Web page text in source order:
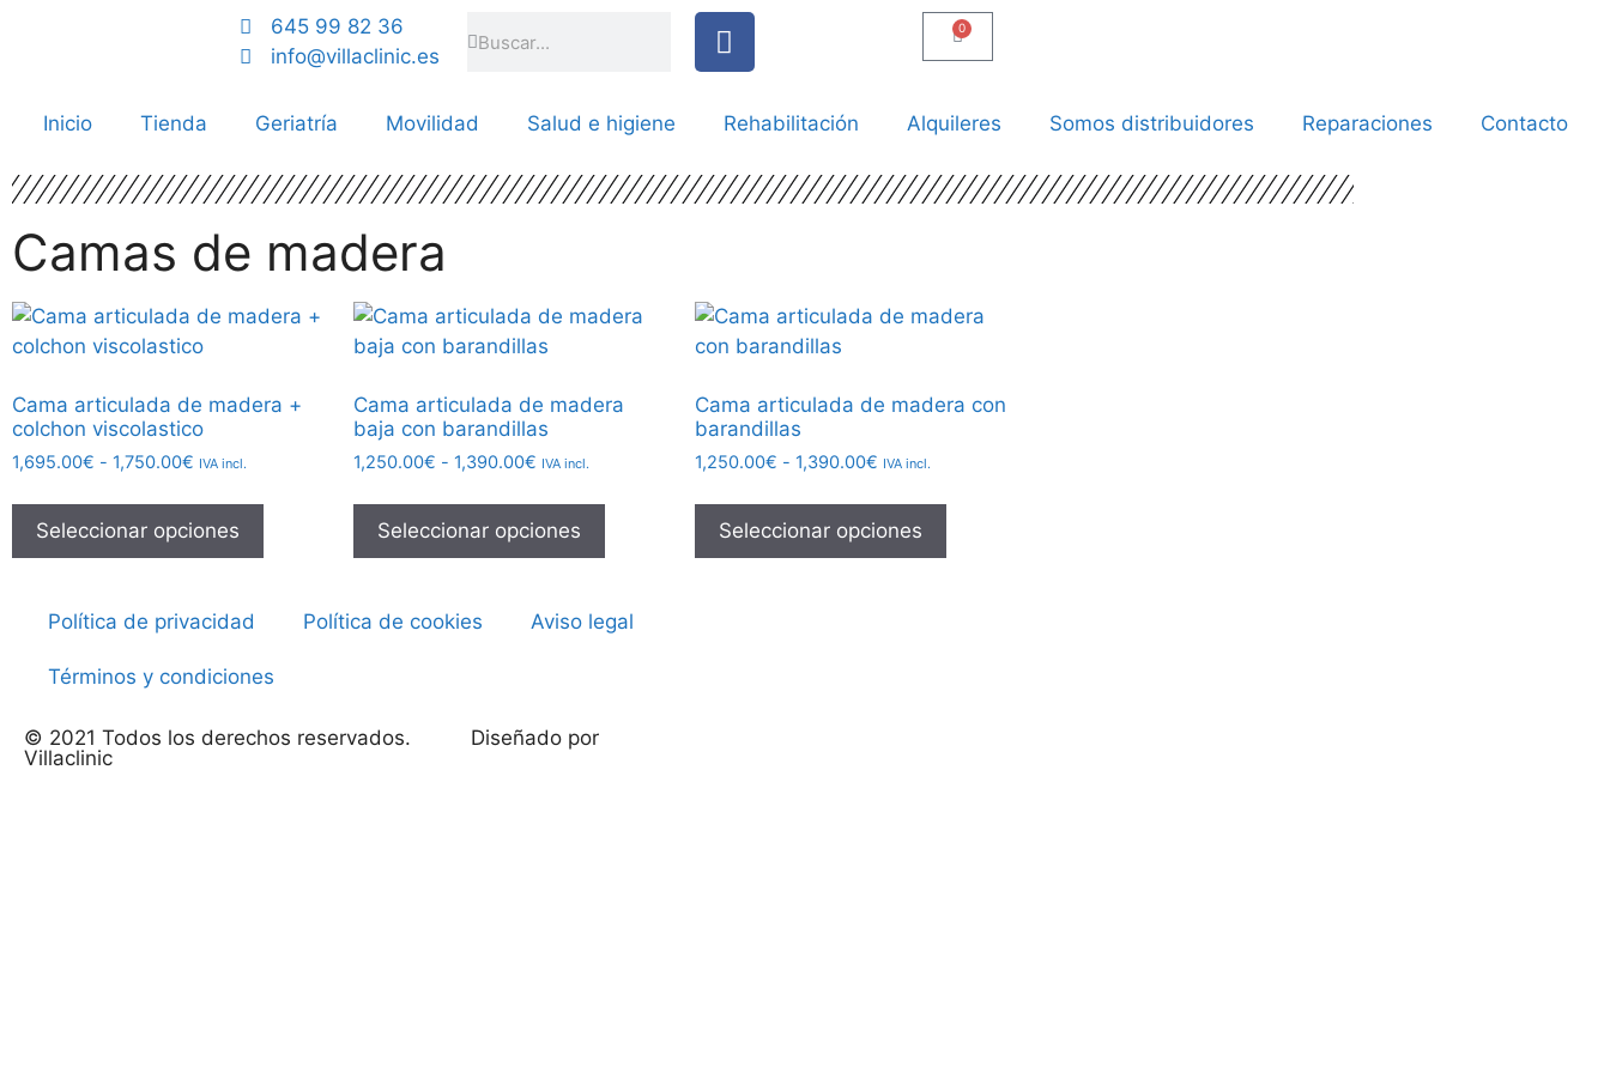
645 99 82 36
info@villaclinic.es
0
Inicio Tienda Geriatría Movilidad Salud e higiene Rehabilitación Alquileres Somos distribuidores Reparaciones Contacto
Camas de madera
Cama articulada de madera +
colchon viscolastico
1,695.00€ - 1,750.00€ IVA incl.
Seleccionar opciones
Cama articulada de madera
baja con barandillas
1,250.00€ - 1,390.00€ IVA incl.
Seleccionar opciones
Cama articulada de madera con
barandillas
1,250.00€ - 1,390.00€ IVA incl.
Seleccionar opciones
Política de privacidad Política de cookies Aviso legal
Términos y condiciones
© 2021 Todos los derechos reservados.
Villaclinic
Diseñado por